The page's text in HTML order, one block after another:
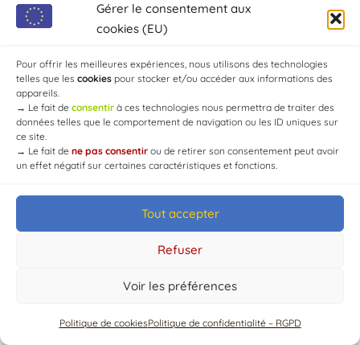
Gérer le consentement aux
cookies (EU)
Pour offrir les meilleures expériences, nous utilisons des technologies
telles que les cookies pour stocker et/ou accéder aux informations des
appareils.
→ Le fait de consentir à ces technologies nous permettra de traiter des
données telles que le comportement de navigation ou les ID uniques sur
ce site.
→ Le fait de ne pas consentir ou de retirer son consentement peut avoir
un effet négatif sur certaines caractéristiques et fonctions.
Tout accepter
Refuser
Voir les préférences
Politique de cookiesPolitique de confidentialité – RGPD
© Mairie de Chaource [2004-2024] | Tous droits réservés.